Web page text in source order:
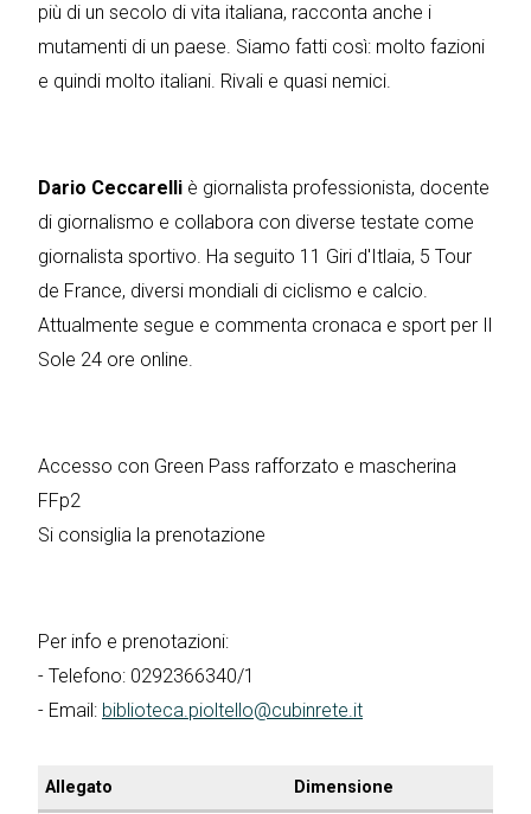
più di un secolo di vita italiana, racconta anche i
mutamenti di un paese. Siamo fatti così: molto fazioni
e quindi molto italiani. Rivali e quasi nemici.
Dario Ceccarelli è giornalista professionista, docente
di giornalismo e collabora con diverse testate come
giornalista sportivo. Ha seguito 11 Giri d'Itlaia, 5 Tour
de France, diversi mondiali di ciclismo e calcio.
Attualmente segue e commenta cronaca e sport per Il
Sole 24 ore online.
Accesso con Green Pass rafforzato e mascherina
FFp2
Si consiglia la prenotazione
Per info e prenotazioni:
- Telefono: 0292366340/1
- Email: biblioteca.pioltello@cubinrete.it
Allegato Dimensione